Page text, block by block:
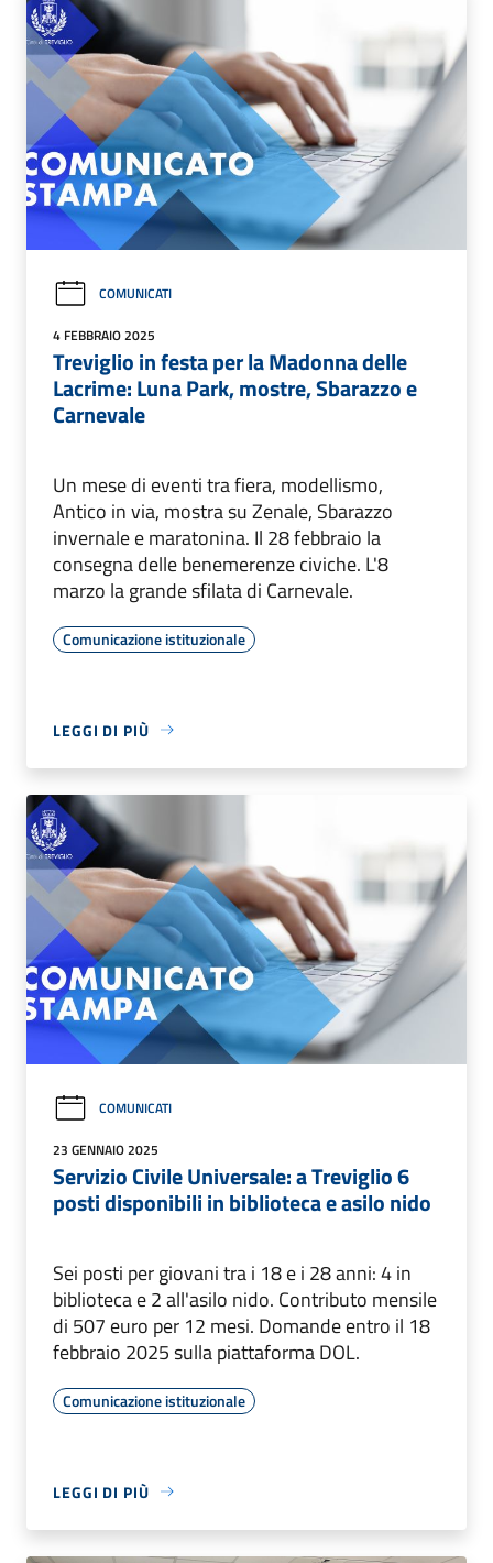
COMUNICATI
4 FEBBRAIO 2025
Treviglio in festa per la Madonna delle
Lacrime: Luna Park, mostre, Sbarazzo e
Carnevale
Un mese di eventi tra fiera, modellismo,
Antico in via, mostra su Zenale, Sbarazzo
invernale e maratonina. Il 28 febbraio la
consegna delle benemerenze civiche. L'8
marzo la grande sfilata di Carnevale.
Comunicazione istituzionale
LEGGI DI PIÙ
COMUNICATI
23 GENNAIO 2025
Servizio Civile Universale: a Treviglio 6
posti disponibili in biblioteca e asilo nido
Sei posti per giovani tra i 18 e i 28 anni: 4 in
biblioteca e 2 all'asilo nido. Contributo mensile
di 507 euro per 12 mesi. Domande entro il 18
febbraio 2025 sulla piattaforma DOL.
Comunicazione istituzionale
LEGGI DI PIÙ